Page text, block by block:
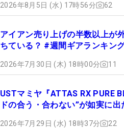
2026年8月5日 (水) 17時56分 62
アイアン売り上げの半数以上
ちている？ #週間ギアランキン
2026年7月30日 (木) 18時00分 11
USTマミヤ『ATTAS RX PURE
ドの合う・合わない”が如実に出
2026年7月29日 (水) 18時37分 22